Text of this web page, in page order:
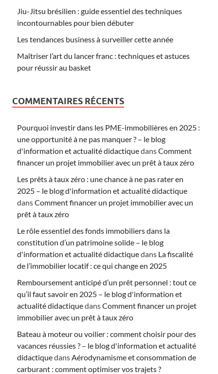
Jiu-Jitsu brésilien : guide essentiel des techniques
incontournables pour bien débuter
Les tendances business à surveiller cette année
Maîtriser l’art du lancer franc : techniques et astuces
pour réussir au basket
COMMENTAIRES RÉCENTS
Pourquoi investir dans les PME-immobilières en 2025 :
une opportunité à ne pas manquer ? – le blog
d'information et actualité didactiquedansComment
financer un projet immobilier avec un prêt à taux zéro
Les prêts à taux zéro : une chance à ne pas rater en
2025 – le blog d'information et actualité didactique
dansComment financer un projet immobilier avec un
prêt à taux zéro
Le rôle essentiel des fonds immobiliers dans la
constitution d’un patrimoine solide – le blog
d'information et actualité didactiquedans La fiscalité
de l’immobilier locatif : ce qui change en 2025
Remboursement anticipé d’un prêt personnel : tout ce
qu’il faut savoir en 2025 – le blog d'information et
actualité didactiquedansComment financer un projet
immobilier avec un prêt à taux zéro
Bateau à moteur ou voilier : comment choisir pour des
vacances réussies ? – le blog d'information et actualité
didactiquedansAérodynamisme et consommation de
carburant : comment optimiser vos trajets ?